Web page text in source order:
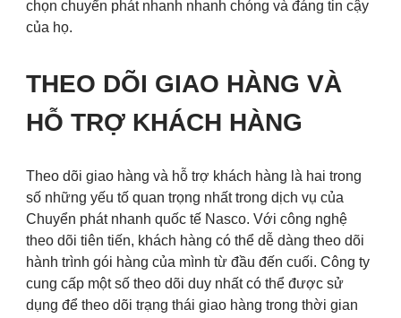
chọn chuyển phát nhanh nhanh chóng và đáng tin cậy
của họ.
THEO DÕI GIAO HÀNG VÀ
HỖ TRỢ KHÁCH HÀNG
Theo dõi giao hàng và hỗ trợ khách hàng là hai trong
số những yếu tố quan trọng nhất trong dịch vụ của
Chuyển phát nhanh quốc tế Nasco. Với công nghệ
theo dõi tiên tiến, khách hàng có thể dễ dàng theo dõi
hành trình gói hàng của mình từ đầu đến cuối. Công ty
cung cấp một số theo dõi duy nhất có thể được sử
dụng để theo dõi trạng thái giao hàng trong thời gian